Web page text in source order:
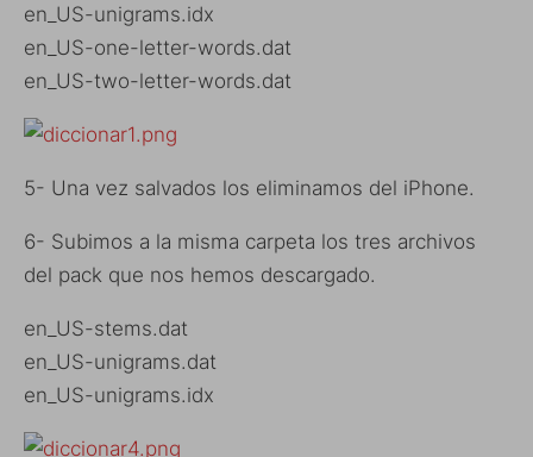
en_US-unigrams.idx
en_US-one-letter-words.dat
en_US-two-letter-words.dat
5- Una vez salvados los eliminamos del iPhone.
6- Subimos a la misma carpeta los tres archivos
del pack que nos hemos descargado.
en_US-stems.dat
en_US-unigrams.dat
en_US-unigrams.idx